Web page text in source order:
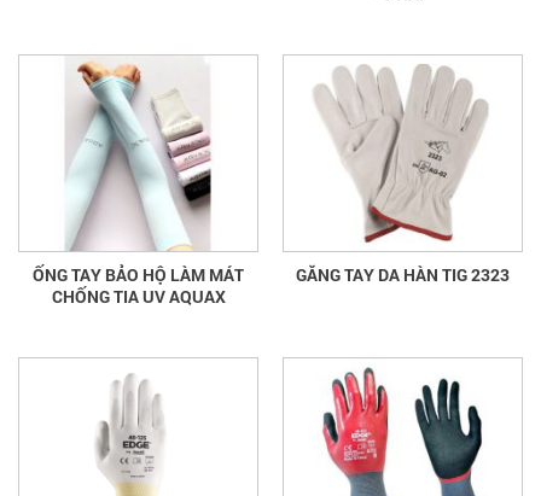
ỐNG TAY BẢO HỘ LÀM MÁT
CHỐNG TIA UV AQUAX
GĂNG TAY DA HÀN TIG 2323